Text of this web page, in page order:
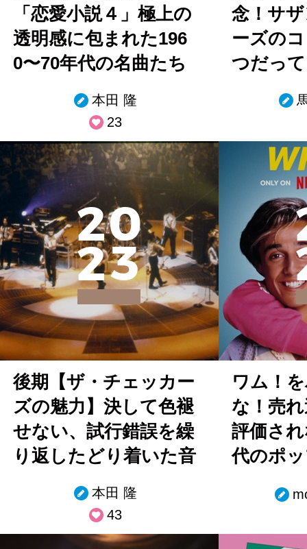
「恋愛小説４」極上の
透明感に包まれた196
0〜70年代の名曲たち
本田 隆
23
念！サ
ーズの
つだっ
20
23
後期【ザ・チェッカー
ズの魅力】決して色褪
せない、試行錯誤を繰
り返したどり着いた音
本田 隆
43
ワム！
な！売
評価さ
代のポ